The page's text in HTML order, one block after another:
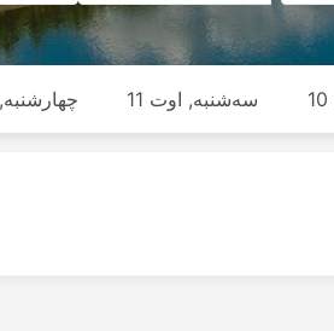
سه‌شنبه, اوت 11 چهارشنبه,